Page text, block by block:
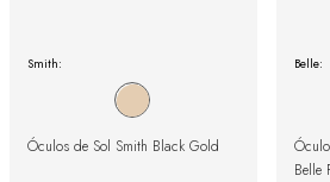
Smith:
Óculos de Sol Smith Black Gold
Belle:
Belle